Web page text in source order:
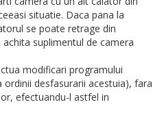
situatie. Daca pana la
se poate retrage din
suplimentul de camera
modificari programului
desfasurarii acestuia), fara
efectuandu-l astfel in